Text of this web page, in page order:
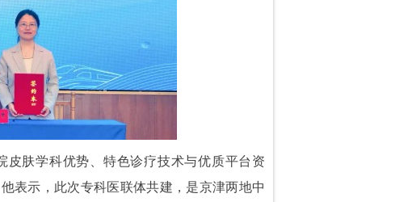
肤学科优势、特色诊疗技术与优质平台资
表示，此次专科医联体共建，是京津两地中